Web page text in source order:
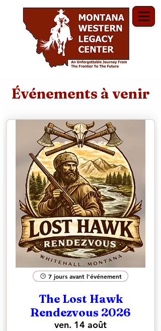
Événements à venir
7 jours avant l'événement
The Lost Hawk
Rendezvous 2026
ven. 14 août